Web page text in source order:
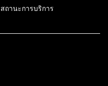
สถานะการบริการ